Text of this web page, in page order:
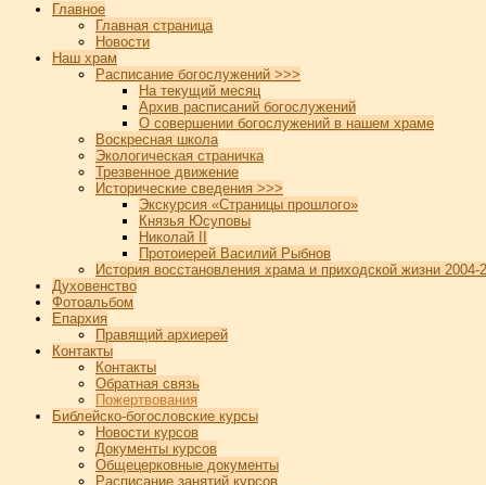
Главное
Главная страница
Новости
Наш храм
Расписание богослужений >>>
На текущий месяц
Архив расписаний богослужений
О совершении богослужений в нашем храме
Воскресная школа
Экологическая страничка
Трезвенное движение
Исторические сведения >>>
Экскурсия «Страницы прошлого»
Князья Юсуповы
Николай II
Протоиерей Василий Рыбнов
История восстановления храма и приходской жизни 2004-
Духовенство
Фотоальбом
Епархия
Правящий архиерей
Контакты
Контакты
Обратная связь
Пожертвования
Библейско-богословские курсы
Новости курсов
Документы курсов
Общецерковные документы
Расписание занятий курсов